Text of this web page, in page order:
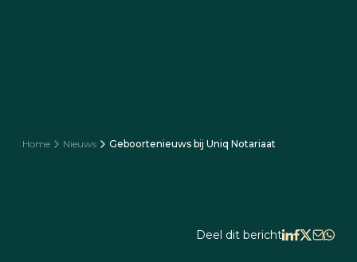
Home Nieuws Geboortenieuws bij Uniq Notariaat
Deel dit bericht